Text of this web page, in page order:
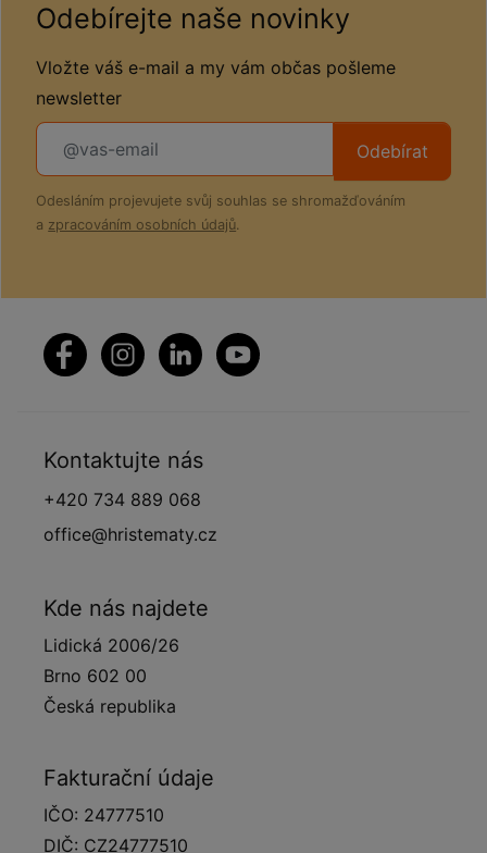
Odebírejte naše novinky
Vložte váš e-mail a my vám občas pošleme
newsletter
Odebírat
Odesláním projevujete svůj souhlas se shromažďováním
a zpracováním osobních údajů.
Kontaktujte nás
+420 734 889 068
office@hristematy.cz
Kde nás najdete
Lidická 2006/26
Brno 602 00
Česká republika
Fakturační údaje
IČO: 24777510
DIČ: CZ24777510